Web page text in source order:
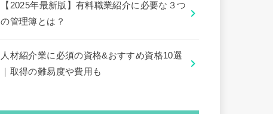
【2025年最新版】有料職業紹介に必要な３つ
の管理簿とは？
人材紹介業に必須の資格&おすすめ資格10選
｜取得の難易度や費用も